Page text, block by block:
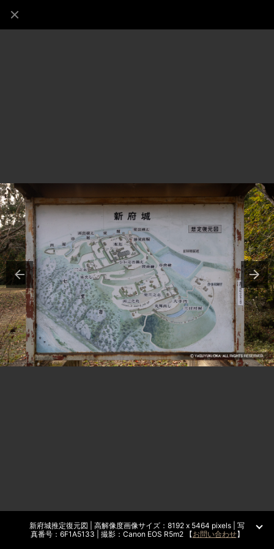
新府城推定復元図 | 高解像度画像サイズ：8192 x 5464 pixels | 写
真番号：6F1A5133 | 撮影：Canon EOS R5m2 【お問い合わせ】